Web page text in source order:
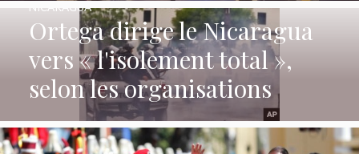
Ortega dirige le Nicaragua
vers « l'isolement total »,
selon les organisations
NICARAGUA